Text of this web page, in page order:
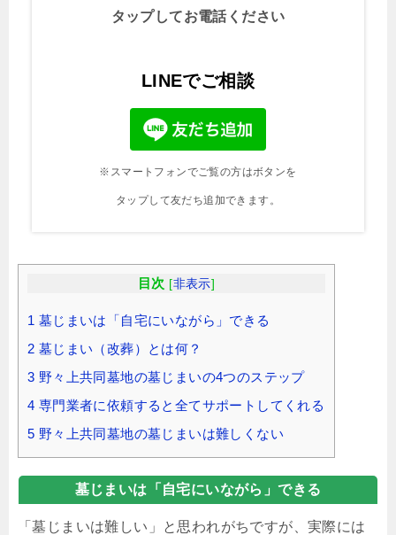
タップしてお電話ください
LINEでご相談
※スマートフォンでご覧の方はボタンを
タップして友だち追加できます。
目次 [非表示]
1 墓じまいは「自宅にいながら」できる
2 墓じまい（改葬）とは何？
3 野々上共同墓地の墓じまいの4つのステップ
4 専門業者に依頼すると全てサポートしてくれる
5 野々上共同墓地の墓じまいは難しくない
墓じまいは「自宅にいながら」できる
「墓じまいは難しい」と思われがちですが、実際には